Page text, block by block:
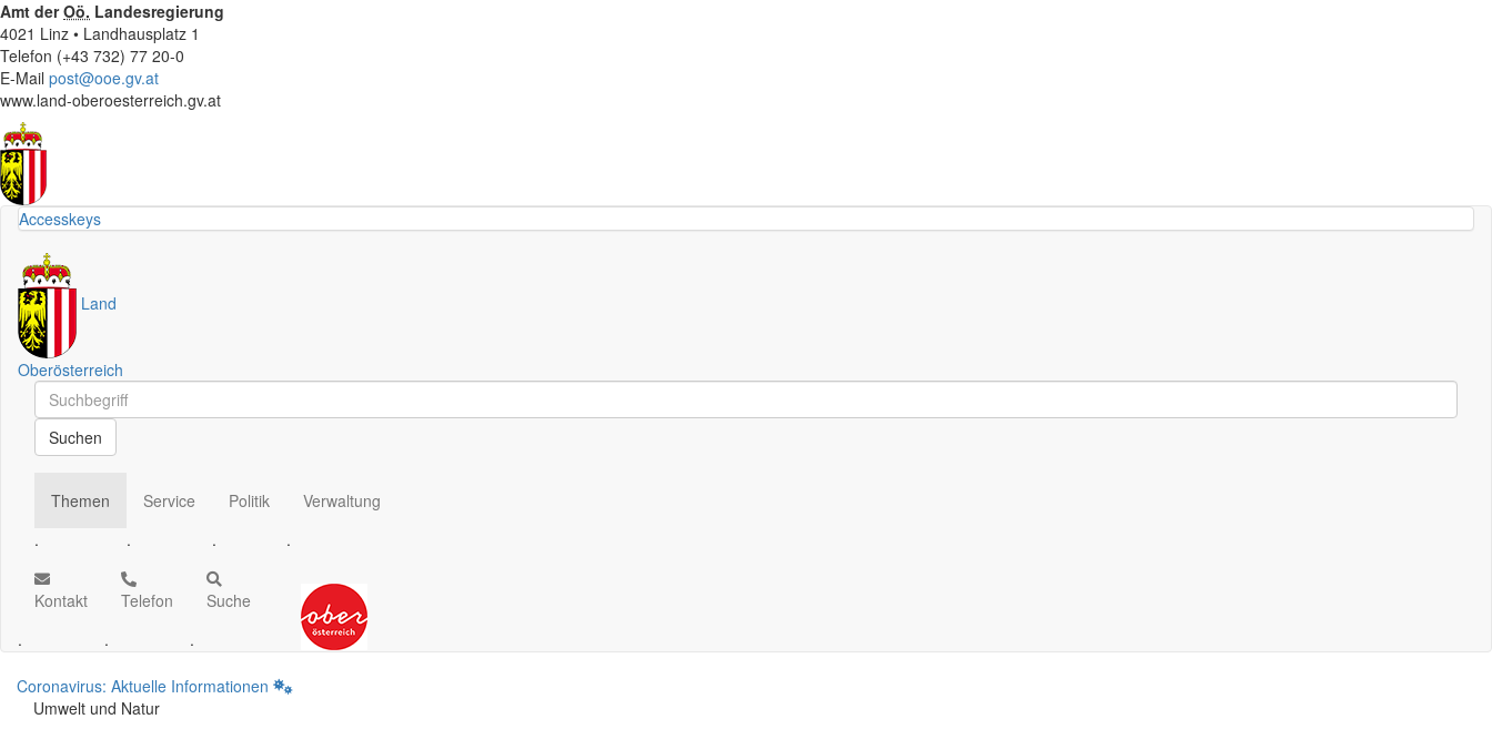
Amt derOö. Landesregierung
4021 Linz • Landhausplatz 1
Telefon (+43 732) 77 20-0
E-Mail post@ooe.gv.at
www.land-oberoesterreich.gv.at
Accesskeys
Land
Oberösterreich
Schnellsuche
Schnellsuche
Suchen
Themen
.
Service
.
Politik
.
Verwaltung
.
Kontakt
.
Telefon
.
Suche
.
Coronavirus: Aktuelle Informationen
Umwelt und Natur